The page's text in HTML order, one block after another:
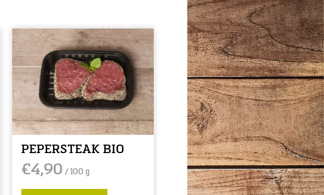
PEPERSTEAK BIO
€4,90 / 100 g